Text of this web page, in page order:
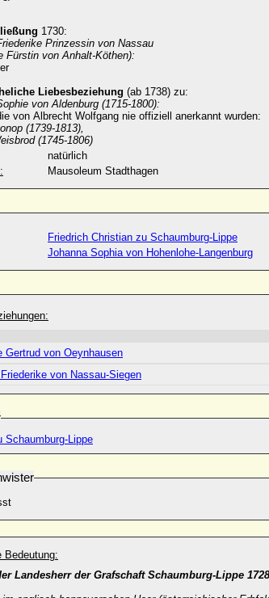
1730:
Prinzessin von Nassau
Fürstin von Anhalt-Köthen):
Liebesbeziehung (ab 1738) zu:
von Aldenburg (1715-1800):
von Albrecht Wolfgang nie offiziell anerkannt wurden:
(1739-1813),
(1745-1806)
natürlich
Mausoleum Stadthagen
Friedrich Christian zu Schaumburg-Lippe
Johanna Sophia von Hohenlohe-Langenburg
Gertrud von Oeynhausen
von Nassau-Siegen
Schaumburg-Lippe
Bedeutung:
Landesherr der Grafschaft Schaumburg-Lippe